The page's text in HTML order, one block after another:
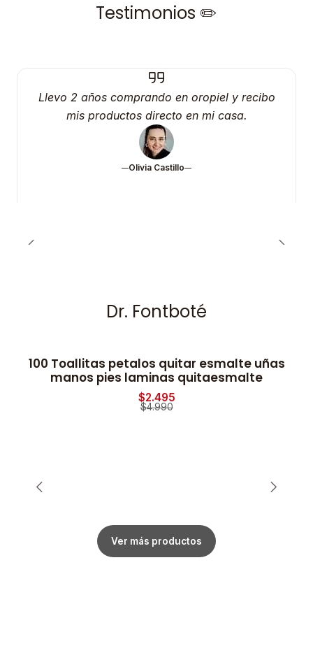
Testimonios ✏️
Llevo 2 años comprando en oropiel y recibo
mis productos directo en mi casa.
Olivia Castillo
Dr. Fontboté
-50% OFF
100 Toallitas petalos quitar esmalte uñas
manos pies laminas quitaesmalte
$2.495
$4.990
Ver más productos